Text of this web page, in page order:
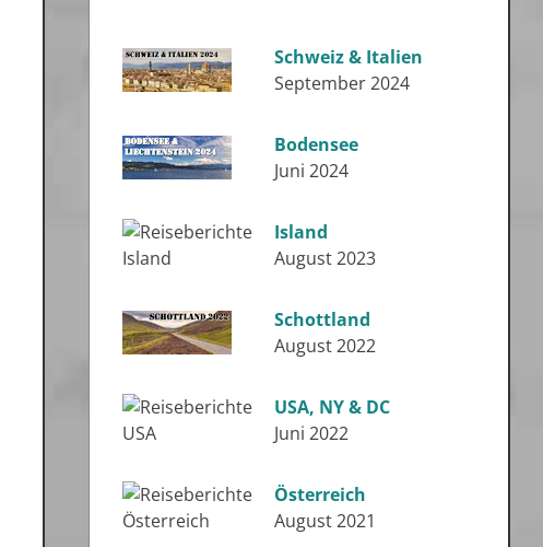
Schweiz & Italien
September 2024
Bodensee
Juni 2024
Island
August 2023
Schottland
August 2022
USA, NY & DC
Juni 2022
Österreich
August 2021